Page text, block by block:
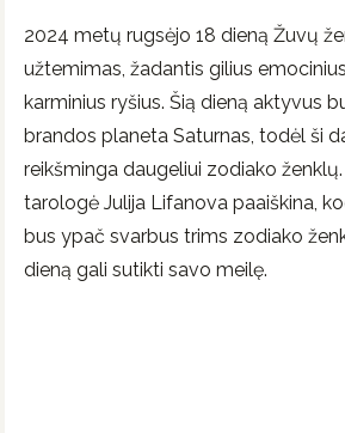
2024 metų rugsėjo 18 dieną Žuvų
užtemimas, žadantis gilius
karminius ryšius. Šią dieną aktyvus
brandos planeta Saturnas, todėl ši
reikšminga daugeliui zodiako
tarologė Julija Lifanova paaiškina,
bus ypač svarbus trims zodiako
dieną gali sutikti savo meilę.